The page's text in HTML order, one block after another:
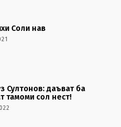
Соли нав
Султонов: даъват ба
тамоми сол нест!